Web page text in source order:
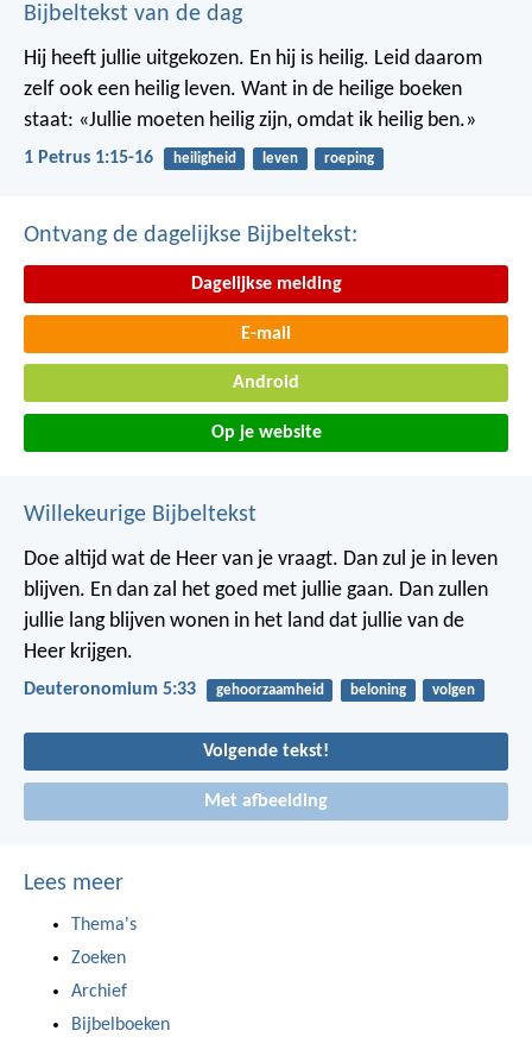
Bijbeltekst van de dag
Hij heeft jullie uitgekozen. En hij is heilig. Leid daarom
zelf ook een heilig leven. Want in de heilige boeken
staat: «Jullie moeten heilig zijn, omdat ik heilig ben.»
1 Petrus 1:15-16 heiligheid leven roeping
Ontvang de dagelijkse Bijbeltekst:
Dagelijkse melding
E-mail
Android
Op je website
Willekeurige Bijbeltekst
Doe altijd wat de Heer van je vraagt. Dan zul je in leven
blijven. En dan zal het goed met jullie gaan. Dan zullen
jullie lang blijven wonen in het land dat jullie van de
Heer krijgen.
Deuteronomium 5:33 gehoorzaamheid beloning volgen
Volgende tekst!
Met afbeelding
Lees meer
Thema's
Zoeken
Archief
Bijbelboeken